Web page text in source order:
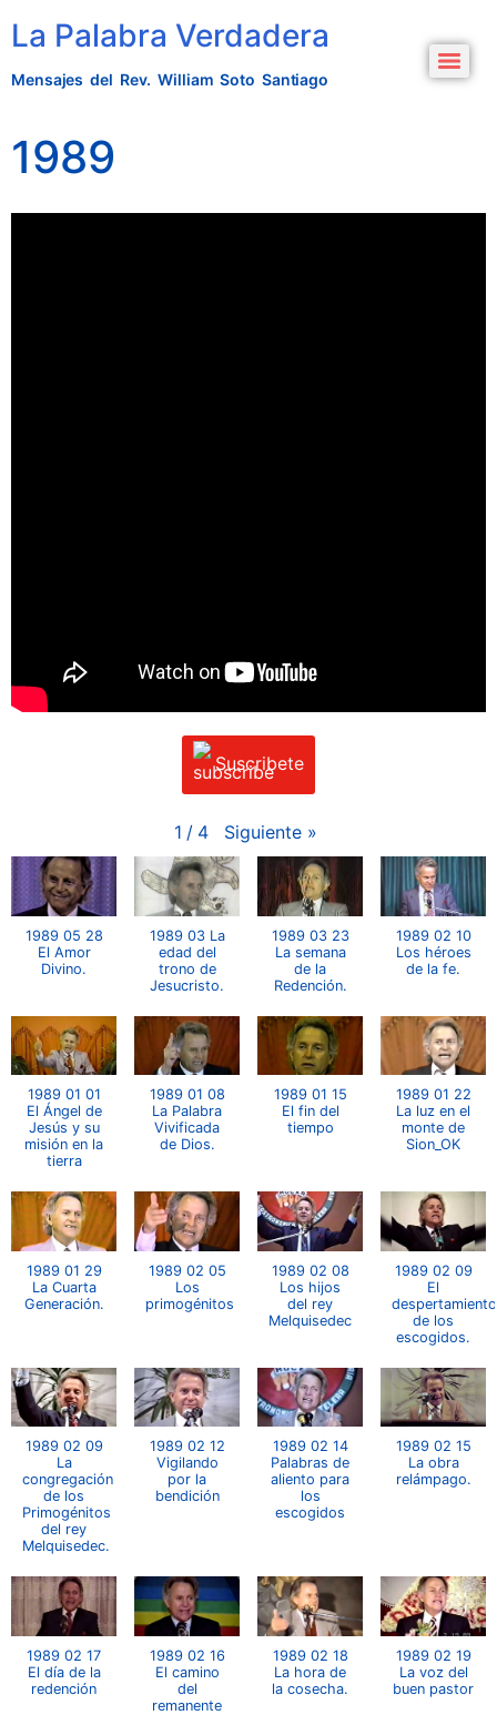
La Palabra Verdadera
Mensajes del Rev. William Soto Santiago
1989
Suscribete
1 / 4 Siguiente »
1989 05 28
El Amor
Divino.
1989 03 La
edad del
trono de
Jesucristo.
1989 03 23
La semana
de la
Redención.
1989 02 10
Los héroes
de la fe.
1989 01 01
El Ángel de
Jesús y su
misión en la
tierra
1989 01 08
La Palabra
Vivificada
de Dios.
1989 01 15
El fin del
tiempo
1989 01 22
La luz en el
monte de
Sion_OK
1989 01 29
La Cuarta
Generación.
1989 02 05
Los
primogénitos
1989 02 08
Los hijos
del rey
Melquisedec
1989 02 09
El
despertamiento
de los
escogidos.
1989 02 09
La
congregación
de los
Primogénitos
del rey
Melquisedec.
1989 02 12
Vigilando
por la
bendición
1989 02 14
Palabras de
aliento para
los
escogidos
1989 02 15
La obra
relámpago.
1989 02 17
El día de la
redención
1989 02 16
El camino
del
remanente
1989 02 18
La hora de
la cosecha.
1989 02 19
La voz del
buen pastor